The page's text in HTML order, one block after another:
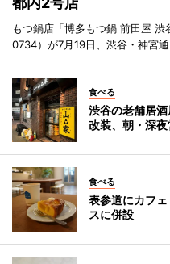
もつ鍋店「博多もつ鍋 前田屋
0734）が7月19日、渋谷・神宮通
食べる
渋谷の老舗居
改装、朝・深夜
食べる
表参道にカフ
スに併設